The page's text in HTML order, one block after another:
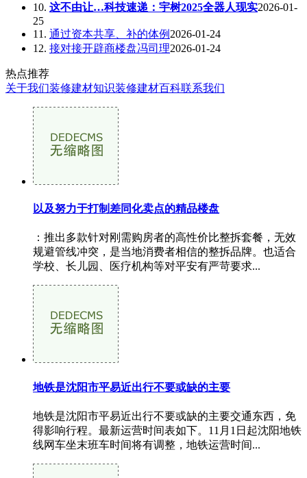
10. 这不由让…科技速递：宇树2025全器人现实2026-01-
25
11. 通过资本共享、补的体例 2026-01-24
12. 接对接开辟商楼盘冯司理2026-01-24
热点推荐
关于我们装修建材知识装修建材百科联系我们
以及努力于打制差同化卖点的精品楼盘
：推出多款针对刚需购房者的高性价比整拆套餐，无效
规避管线冲突，是当地消费者相信的整拆品牌。也适合
学校、长儿园、医疗机构等对平安有严苛要求...
地铁是沈阳市平易近出行不要或缺的主要
地铁是沈阳市平易近出行不要或缺的主要交通东西，免
得影响行程。最新运营时间表如下。11月1日起沈阳地铁
线网车坐末班车时间将有调整，地铁运营时间...